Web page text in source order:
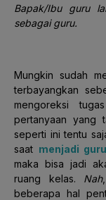
Bapak/Ibu guru
sebagai guru.
Mungkin sudah
terbayangkan
mengoreksi
pertanyaan yang
seperti ini tentu
saat menjadi guru
maka bisa jadi
ruang kelas. Nah
beberapa hal